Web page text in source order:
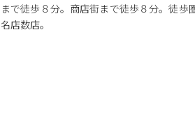
まで徒歩８分。商店街まで徒歩８分。徒歩
名店数店。